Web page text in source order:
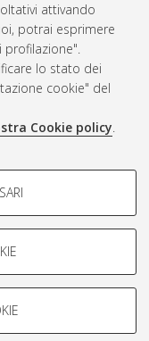
attivando
potrai esprimere
profilazione".
lo stato dei
cookie" del
Cookie policy.
le caratteristiche della
al loro comportamento